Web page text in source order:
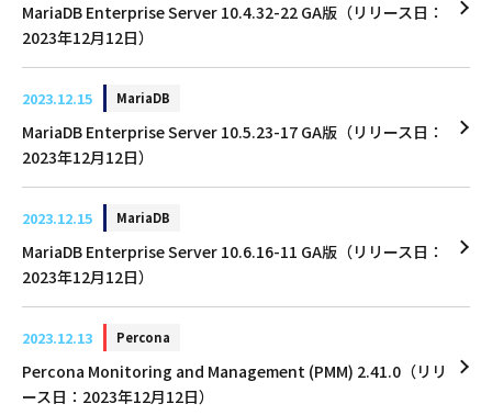
MariaDB Enterprise Server 10.4.32-22 GA版（リリース日：
2023年12月12日）
2023.12.15 MariaDB
MariaDB Enterprise Server 10.5.23-17 GA版（リリース日：
2023年12月12日）
2023.12.15 MariaDB
MariaDB Enterprise Server 10.6.16-11 GA版（リリース日：
2023年12月12日）
2023.12.13 Percona
Percona Monitoring and Management (PMM) 2.41.0（リリ
ース日：2023年12月12日）